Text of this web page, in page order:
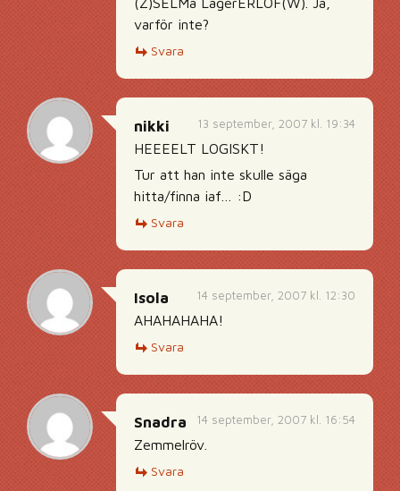
varför inte?
Svara
13 september, 2007 kl. 19:34
nikki
HEEEELT LOGISKT!
Tur att han inte skulle säga
hitta/finna iaf… :D
Svara
14 september, 2007 kl. 12:30
Isola
AHAHAHAHA!
Svara
14 september, 2007 kl. 16:54
Snadra
Zemmelröv.
Svara